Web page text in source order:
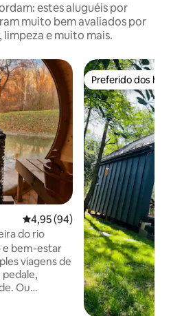
estes aluguéis por
muito bem avaliados por
e muito mais.
4,95 de uma avaliação média
4,95 (94)
do rio
e bem-estar
viagens de
Ou
Preferido dos
Preferido dos